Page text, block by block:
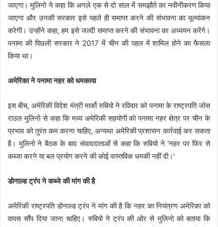
जाएगा। मुलिनो ने कहा कि अगले एक से दो साल में समझौते का नवीनीकरण किया
जाएगा और उनकी सरकार इसे पहले ही समाप्त करने की संभावना का मूल्यांकन
करेगी। उन्होंने कहा, हम इसे जल्दी समाप्त करने की संभावना का अध्ययन करेंगे।
पनामा की पिछली सरकार ने 2017 में चीन की पहल में शामिल होने का फैसला
किया था।
अमेरिका ने पनामा नहर को धमकाया
इस बीच, अमेरिकी विदेश मंत्री मार्को रुबियो ने रविवार को पनामा के राष्ट्रपति जोस
राउल मुलिनो से कहा कि मध्य अमेरिकी सहयोगी को पनामा नहर क्षेत्र पर चीन के
प्रभाव को तुरंत कम करना चाहिए, अन्यथा अमेरिकी प्रशासन कार्रवाई कर सकता
है। मुलिनो ने बैठक के बाद संवाददाताओं से कहा कि रुबियो ने 'नहर पर फिर से
कब्जा करने या बल प्रयोग करने की कोई वास्तविक धमकी नहीं दी।'
डोनाल्ड ट्रंप ने कब्जे की मांग की है
अमेरिकी राष्ट्रपति डोनाल्ड ट्रंप ने मांग की है कि नहर का नियंत्रण अमेरिका को
वापस सौंप दिया जाना चाहिए। रुबियो ने ट्रंप की ओर से मुलिनो को बताया कि